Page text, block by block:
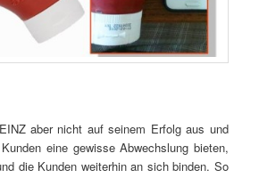
aber nicht auf seinem Erfolg aus und
eine gewisse Abwechslung bieten,
die Kunden weiterhin an sich binden. So